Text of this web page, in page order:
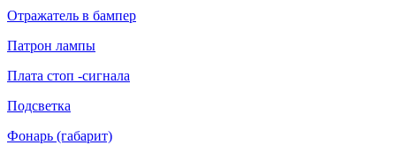
Отражатель в бампер
Патрон лампы
Плата стоп -сигнала
Подсветка
Фонарь (габарит)